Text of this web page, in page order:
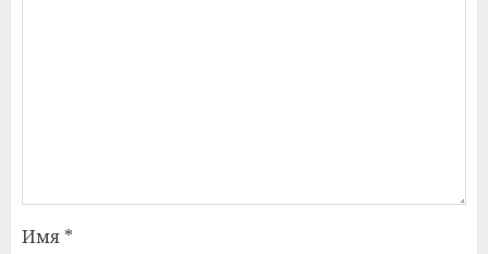
Имя *